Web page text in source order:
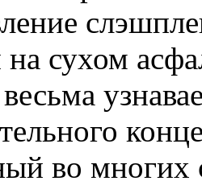
сухом
во многих